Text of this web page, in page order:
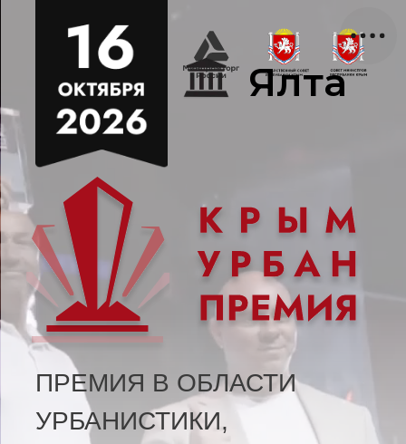
ПРЕМИЯ В ОБЛАСТИ
УРБАНИСТИКИ,
Ялта